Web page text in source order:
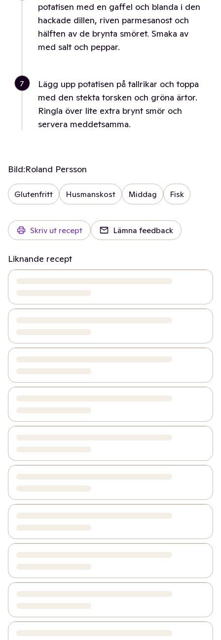
potatisen med en gaffel och blanda i den
hackade dillen, riven parmesanost och
hälften av de brynta smöret. Smaka av
med salt och peppar.
7
Lägg upp potatisen på tallrikar och toppa
med den stekta torsken och gröna ärtor.
Ringla över lite extra brynt smör och
servera meddetsamma.
Bild:Roland Persson
Glutenfritt Husmanskost Middag Fisk
Skriv ut recept Lämna feedback
Liknande recept